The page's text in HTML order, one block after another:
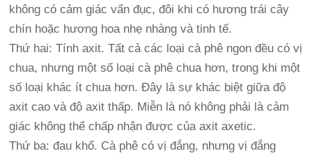
không có cảm giác vẩn đục, đôi khi có hương trái cây
chín hoặc hương hoa nhẹ nhàng và tinh tế.
Thứ hai: Tính axit. Tất cả các loại cà phê ngon đều có vị
chua, nhưng một số loại cà phê chua hơn, trong khi một
số loại khác ít chua hơn. Đây là sự khác biệt giữa độ
axit cao và độ axit thấp. Miễn là nó không phải là cảm
giác không thể chấp nhận được của axit axetic.
Thứ ba: đau khổ. Cà phê có vị đắng, nhưng vị đắng